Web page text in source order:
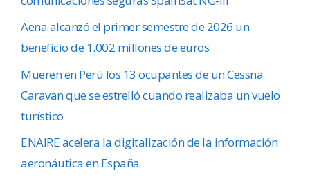
Aena alcanzó el primer semestre de 2026 un
beneficio de 1.002 millones de euros
Mueren en Perú los 13 ocupantes de un Cessna
Caravan que se estrelló cuando realizaba un vuelo
turístico
ENAIRE acelera la digitalización de la información
aeronáutica en España